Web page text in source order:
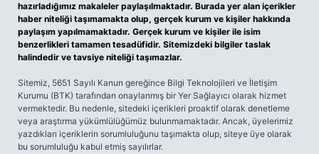
hazırladığımız makaleler paylaşılmaktadır. Burada yer alan içerikler
haber niteliği taşımamakta olup, gerçek kurum ve kişiler hakkında
paylaşım yapılmamaktadır. Gerçek kurum ve kişiler ile isim
benzerlikleri tamamen tesadüfidir. Sitemizdeki bilgiler taslak
halindedir ve tavsiye niteliği taşımazlar.
Sitemiz, 5651 Sayılı Kanun gereğince Bilgi Teknolojileri ve İletişim
Kurumu (BTK) tarafından onaylanmış bir Yer Sağlayıcı olarak hizmet
vermektedir. Bu nedenle, sitedeki içerikleri proaktif olarak denetleme
veya araştırma yükümlülüğümüz bulunmamaktadır. Ancak, üyelerimiz
yazdıkları içeriklerin sorumluluğunu taşımakta olup, siteye üye olarak
bu sorumluluğu kabul etmiş sayılırlar.